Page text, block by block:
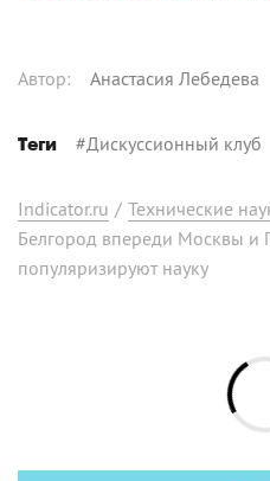
Автор: Анастасия Лебедева
Теги #Дискуссионный клуб
Indicator.ru / Технические
Белгород впереди Москвы и
популяризируют науку